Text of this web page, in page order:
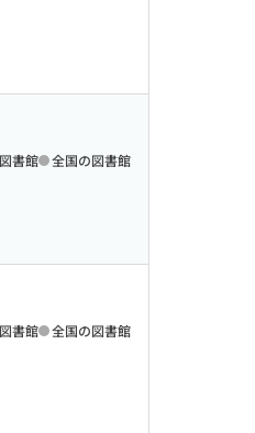
書館 全国の図書館
書館 全国の図書館